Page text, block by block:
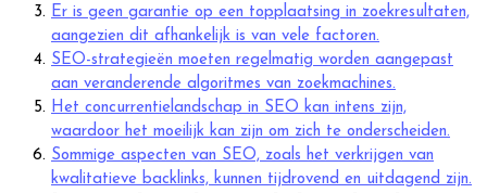
Er is geen garantie op een topplaatsing in zoekresultaten,
aangezien dit afhankelijk is van vele factoren.
SEO-strategieën moeten regelmatig worden aangepast
aan veranderende algoritmes van zoekmachines.
Het concurrentielandschap in SEO kan intens zijn,
waardoor het moeilijk kan zijn om zich te onderscheiden.
Sommige aspecten van SEO, zoals het verkrijgen van
kwalitatieve backlinks, kunnen tijdrovend en uitdagend zijn.